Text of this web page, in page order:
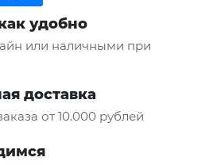
удобно
или наличными при
доставка
от 10.000 рублей